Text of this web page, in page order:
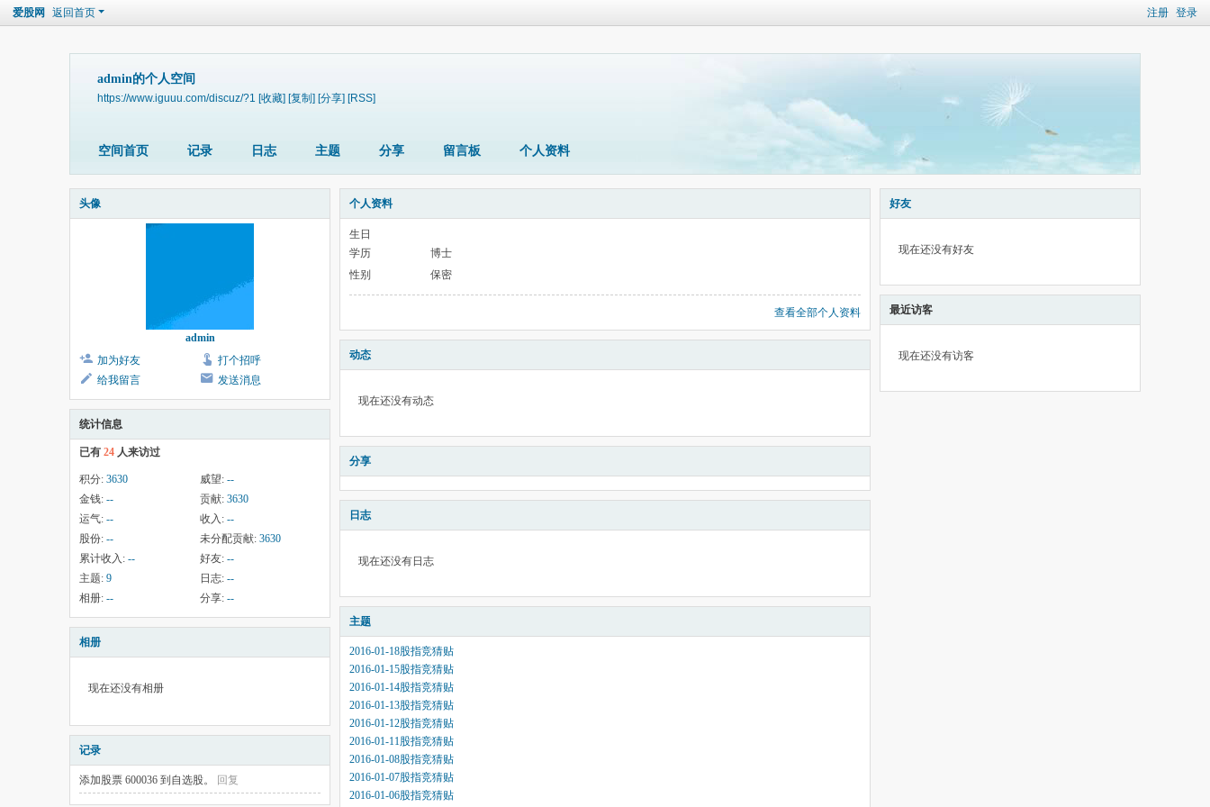
注册 登录
爱股网 返回首页
admin的个人空间
https://www.iguuu.com/discuz/?1 [收藏] [复制] [分享] [RSS]
空间首页 记录 日志 主题 分享 留言板 个人资料
头像
admin
加为好友
打个招呼
给我留言
发送消息
统计信息
已有 24 人来访过
积分: 3630 威望: --
金钱: -- 贡献: 3630
运气: -- 收入: --
股份: -- 未分配贡献: 3630
累计收入: -- 好友: --
主题: 9 日志: --
相册: -- 分享: --
相册
现在还没有相册
记录
添加股票 600036 到自选股。 回复
个人资料
生日
学历
博士
性别
保密
查看全部个人资料
动态
现在还没有动态
分享
日志
现在还没有日志
主题
2016-01-18股指竞猜贴
2016-01-15股指竞猜贴
2016-01-14股指竞猜贴
2016-01-13股指竞猜贴
2016-01-12股指竞猜贴
2016-01-11股指竞猜贴
2016-01-08股指竞猜贴
2016-01-07股指竞猜贴
2016-01-06股指竞猜贴
好友
现在还没有好友
最近访客
现在还没有访客